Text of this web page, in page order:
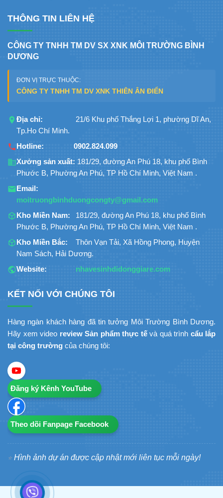
THÔNG TIN LIÊN HỆ
CÔNG TY TNHH TM DV SX XNK MÔI TRƯỜNG BÌNH
DƯƠNG
ĐƠN VỊ TRỰC THUỘC:
CÔNG TY TNHH TM DV XNK THIÊN ÂN ĐIỂN
Địa chỉ:
21/6 Khu phố Thắng Lợi 1, phường Dĩ An,
Tp.Ho Chí Minh.
Hotline:
0902.824.099
Xưởng sản xuất: 181/29, đường An Phú 18, khu phố Bình
Phước B, Phường An Phú, TP Hồ Chí Minh, Việt Nam .
Email:
moitruongbinhduongcongty@gmail.com
Kho Miền Nam:
181/29, đường An Phú 18, khu phố Bình
Phước B, Phường An Phú, TP Hồ Chí Minh, Việt Nam .
Kho Miền Bắc:
Thôn Vạn Tải, Xã Hồng Phong, Huyện
Nam Sách, Hải Dương.
Website:
nhavesinhdidonggiare.com
KẾT NỐI VỚI CHÚNG TÔI
Hàng ngàn khách hàng đã tin tưởng Môi Trường Bình Dương.
Hãy xem video review Sản phẩm thực tếvà quá trình cẩu lắp
tại công trường của chúng tôi:
Đăng ký Kênh YouTube
Theo dõi Fanpage Facebook
⭐ Hình ảnh dự án được cập nhật mới liên tục mỗi ngày!